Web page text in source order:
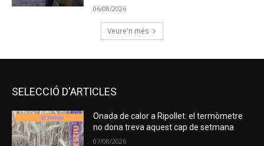
06/08/2026
Veure'n més
SELECCIÓ D'ARTICLES
Onada de calor a Ripollet: el termòmetre
no dona treva aquest cap de setmana
07/08/2026